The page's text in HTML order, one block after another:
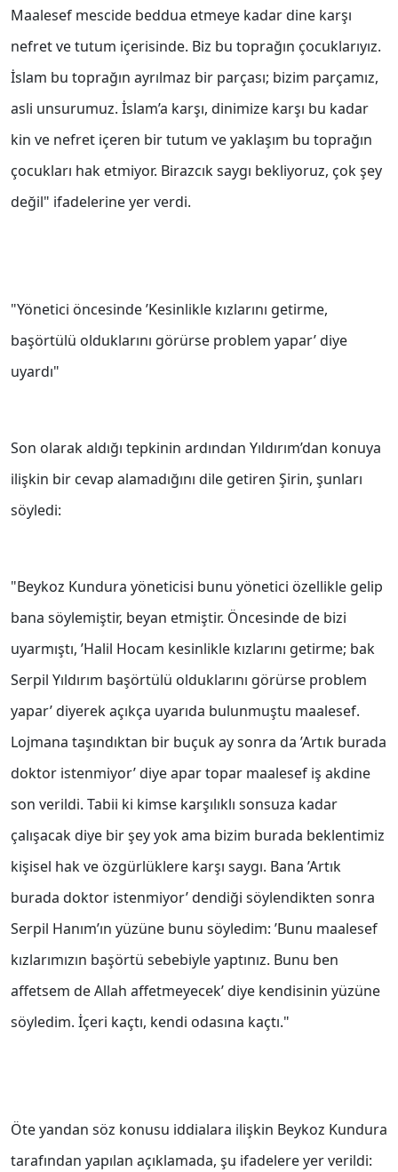
Maalesef mescide beddua etmeye kadar dine karşı
nefret ve tutum içerisinde. Biz bu toprağın çocuklarıyız.
İslam bu toprağın ayrılmaz bir parçası; bizim parçamız,
asli unsurumuz. İslam’a karşı, dinimize karşı bu kadar
kin ve nefret içeren bir tutum ve yaklaşım bu toprağın
çocukları hak etmiyor. Birazcık saygı bekliyoruz, çok şey
değil" ifadelerine yer verdi.
"Yönetici öncesinde ’Kesinlikle kızlarını getirme,
başörtülü olduklarını görürse problem yapar’ diye
uyardı"
Son olarak aldığı tepkinin ardından Yıldırım’dan konuya
ilişkin bir cevap alamadığını dile getiren Şirin, şunları
söyledi:
"Beykoz Kundura yöneticisi bunu yönetici özellikle gelip
bana söylemiştir, beyan etmiştir. Öncesinde de bizi
uyarmıştı, ’Halil Hocam kesinlikle kızlarını getirme; bak
Serpil Yıldırım başörtülü olduklarını görürse problem
yapar’ diyerek açıkça uyarıda bulunmuştu maalesef.
Lojmana taşındıktan bir buçuk ay sonra da ’Artık burada
doktor istenmiyor’ diye apar topar maalesef iş akdine
son verildi. Tabii ki kimse karşılıklı sonsuza kadar
çalışacak diye bir şey yok ama bizim burada beklentimiz
kişisel hak ve özgürlüklere karşı saygı. Bana ’Artık
burada doktor istenmiyor’ dendiği söylendikten sonra
Serpil Hanım’ın yüzüne bunu söyledim: ’Bunu maalesef
kızlarımızın başörtü sebebiyle yaptınız. Bunu ben
affetsem de Allah affetmeyecek’ diye kendisinin yüzüne
söyledim. İçeri kaçtı, kendi odasına kaçtı."
Öte yandan söz konusu iddialara ilişkin Beykoz Kundura
tarafından yapılan açıklamada, şu ifadelere yer verildi: